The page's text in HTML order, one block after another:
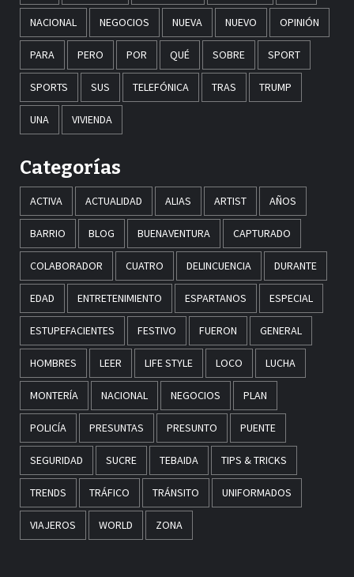
NACIONAL NEGOCIOS NUEVA NUEVO OPINIÓN
PARA PERO POR QUÉ SOBRE SPORT
SPORTS SUS TELEFÓNICA TRAS TRUMP
UNA VIVIENDA
Categorías
ACTIVA ACTUALIDAD ALIAS ARTIST AÑOS
BARRIO BLOG BUENAVENTURA CAPTURADO
COLABORADOR CUATRO DELINCUENCIA DURANTE
EDAD ENTRETENIMIENTO ESPARTANOS ESPECIAL
ESTUPEFACIENTES FESTIVO FUERON GENERAL
HOMBRES LEER LIFE STYLE LOCO LUCHA
MONTERÍA NACIONAL NEGOCIOS PLAN
POLICÍA PRESUNTAS PRESUNTO PUENTE
SEGURIDAD SUCRE TEBAIDA TIPS & TRICKS
TRENDS TRÁFICO TRÁNSITO UNIFORMADOS
VIAJEROS WORLD ZONA